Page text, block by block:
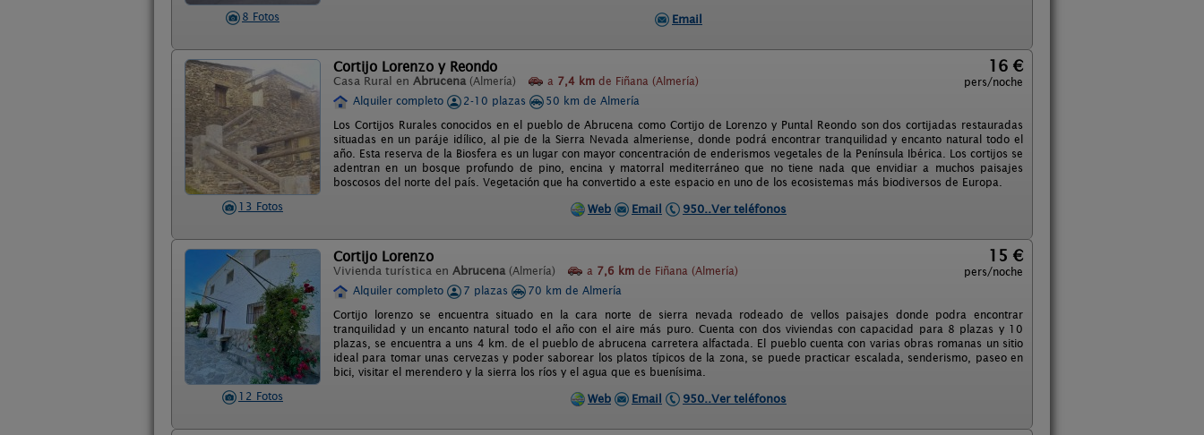
8 Fotos
Email
13 Fotos
Cortijo Lorenzo y Reondo
Casa Rural en Abrucena (Almería) a 7,4 km de Fiñana (Almería)
16 €
pers/noche
Alquiler completo
2-10 plazas
50 km de Almería
Los Cortijos Rurales conocidos en el pueblo de Abrucena como Cortijo de Lorenzo y Puntal Reondo son dos cortijadas restauradas
situadas en un paráje idílico, al pie de la Sierra Nevada almeriense, donde podrá encontrar tranquilidad y encanto natural todo el
año. Esta reserva de la Biosfera es un lugar con mayor concentración de enderismos vegetales de la Península Ibérica. Los cortijos se
adentran en un bosque profundo de pino, encina y matorral mediterráneo que no tiene nada que envidiar a muchos paisajes
boscosos del norte del país. Vegetación que ha convertido a este espacio en uno de los ecosistemas más biodiversos de Europa.
Web
Email 950..Ver teléfonos
12 Fotos
Cortijo Lorenzo
Vivienda turística en Abrucena (Almería) a 7,6 km de Fiñana (Almería)
15 €
pers/noche
Alquiler completo
7 plazas
70 km de Almería
Cortijo lorenzo se encuentra situado en la cara norte de sierra nevada rodeado de vellos paisajes donde podra encontrar
tranquilidad y un encanto natural todo el año con el aire más puro. Cuenta con dos viviendas con capacidad para 8 plazas y 10
plazas, se encuentra a uns 4 km. de el pueblo de abrucena carretera alfactada. El pueblo cuenta con varias obras romanas un sitio
ideal para tomar unas cervezas y poder saborear los platos típicos de la zona, se puede practicar escalada, senderismo, paseo en
bici, visitar el merendero y la sierra los ríos y el agua que es buenísima.
Web
Email 950..Ver teléfonos